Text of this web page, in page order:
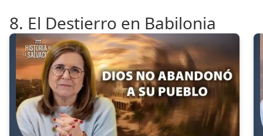
8. El Destierro en Babilonia